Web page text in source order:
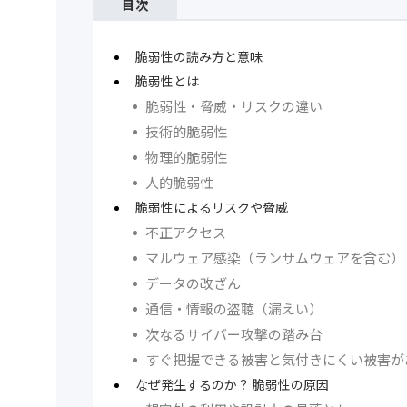
目次
脆弱性の読み方と意味
脆弱性とは
脆弱性・脅威・リスクの違い
技術的脆弱性
物理的脆弱性
人的脆弱性
脆弱性によるリスクや脅威
不正アクセス
マルウェア感染（ランサムウェアを含む）
データの改ざん
通信・情報の盗聴（漏えい）
次なるサイバー攻撃の踏み台
すぐ把握できる被害と気付きにくい被害
なぜ発生するのか？ 脆弱性の原因